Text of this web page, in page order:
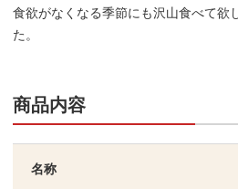
食欲がなくなる季節にも沢山食べて欲
た。
商品内容
名称